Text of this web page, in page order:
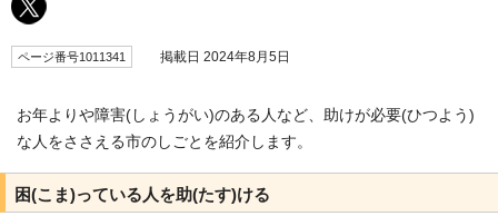
ページ番号1011341 掲載日 2024年8月5日
お年よりや障害(しょうがい)のある人など、助けが必要(ひつよう)
な人をささえる市のしごとを紹介します。
困(こま)っている人を助(たす)ける